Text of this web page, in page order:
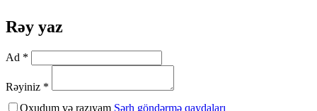
Rəy yaz
Ad *
Rəyiniz *
Oxudum və razıyam Şərh göndərmə qaydaları